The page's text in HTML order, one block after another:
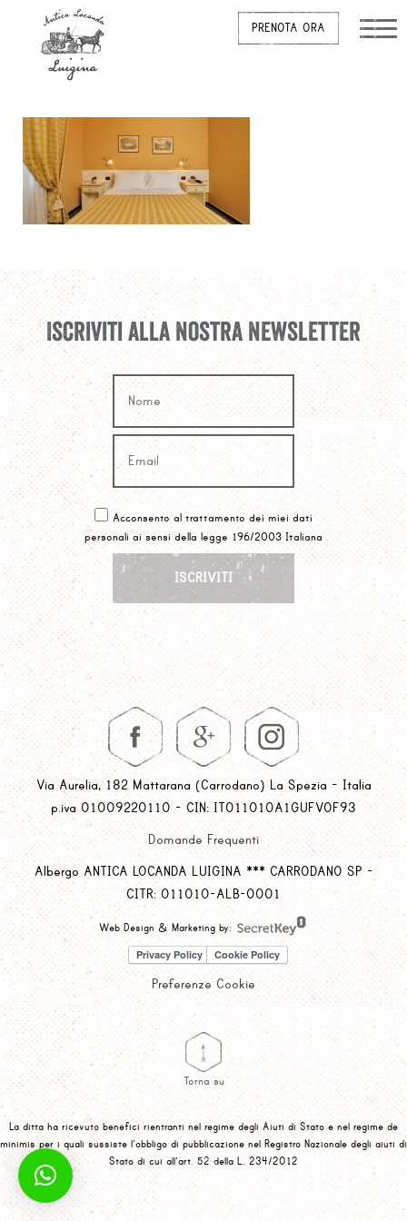
PRENOTA ORA
Iscriviti alla nostra newsletter
Acconsento al trattamento dei miei dati
personali ai sensi della legge 196/2003 Italiana
Via Aurelia, 182 Mattarana (Carrodano) La Spezia - Italia
p.iva 01009220110 - CIN: IT011010A1GUFVOF93
Domande Frequenti
Albergo ANTICA LOCANDA LUIGINA *** CARRODANO SP -
CITR: 011010-ALB-0001
Web Design & Marketing by:
Preferenze Cookie
Torna su
La ditta ha ricevuto benefici rientranti nel regime degli Aiuti di Stato e nel regime de
minimis per i quali sussiste l’obbligo di pubblicazione nel Registro Nazionale degli aiuti di
Stato di cui all’art. 52 della L. 234/2012